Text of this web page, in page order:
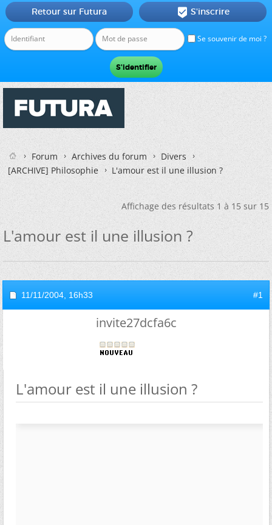
Se souvenir de moi ?
Retour sur Futura  S'inscrire
Forum Archives du forum
Divers
[ARCHIVE] Philosophie
L'amour est il une illusion ?
Affichage des résultats 1 à 15 sur 15
L'amour est il une illusion ?
11/11/2004, 16h33 #1
invite27dcfa6c
L'amour est il une illusion ?